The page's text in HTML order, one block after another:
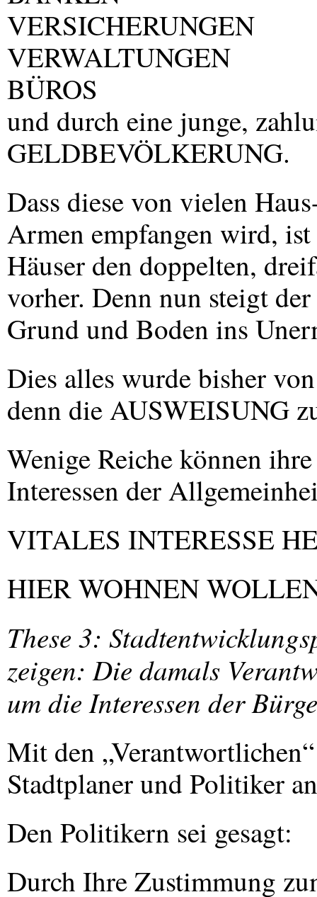
VERSICHERUNGEN
VERWALTUNGEN
BÜROS
und durch eine junge,
GELDBEVÖLKERUNG.
Dass diese von vielen
Armen empfangen wird,
Häuser den doppelten,
vorher. Denn nun steigt der
Grund und Boden ins
Dies alles wurde bisher
denn dieAUSWEISUNG
Wenige Reiche können
Interessen der
VITALES INTERESSE
HIERWOHNEN
These 3:
zeigen: Die damals
um die Interessen der
Mit den
Stadtplaner und Politiker
Den Politikern sei gesagt:
Durch Ihre Zustimmung